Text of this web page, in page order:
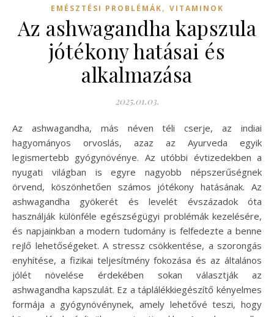
EMÉSZTÉSI PROBLÉMÁK, VITAMINOK
Az ashwagandha kapszula
jótékony hatásai és
alkalmazása
2025.01.03.
Az ashwagandha, más néven téli cserje, az indiai
hagyományos orvoslás, azaz az Ayurveda egyik
legismertebb gyógynövénye. Az utóbbi évtizedekben a
nyugati világban is egyre nagyobb népszerűségnek
örvend, köszönhetően számos jótékony hatásának. Az
ashwagandha gyökerét és levelét évszázadok óta
használják különféle egészségügyi problémák kezelésére,
és napjainkban a modern tudomány is felfedezte a benne
rejlő lehetőségeket. A stressz csökkentése, a szorongás
enyhítése, a fizikai teljesítmény fokozása és az általános
jólét növelése érdekében sokan választják az
ashwagandha kapszulát. Ez a táplálékkiegészítő kényelmes
formája a gyógynövénynek, amely lehetővé teszi, hogy